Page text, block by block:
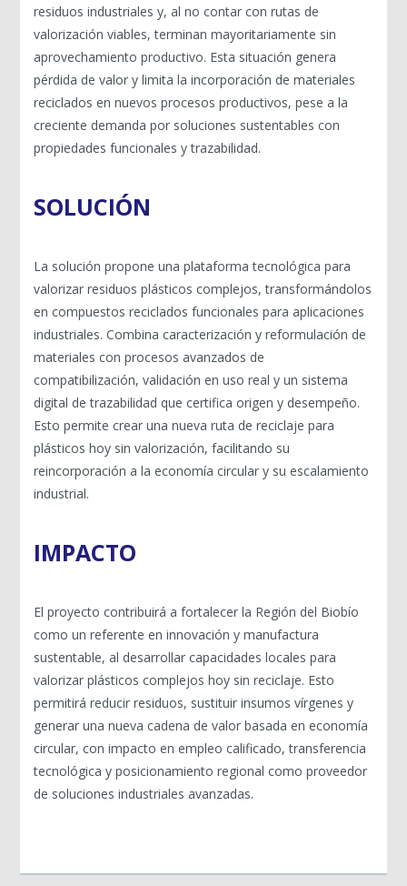
residuos industriales y, al no contar con rutas de
valorización viables, terminan mayoritariamente sin
aprovechamiento productivo. Esta situación genera
pérdida de valor y limita la incorporación de materiales
reciclados en nuevos procesos productivos, pese a la
creciente demanda por soluciones sustentables con
propiedades funcionales y trazabilidad.
SOLUCIÓN
La solución propone una plataforma tecnológica para
valorizar residuos plásticos complejos, transformándolos
en compuestos reciclados funcionales para aplicaciones
industriales. Combina caracterización y reformulación de
materiales con procesos avanzados de
compatibilización, validación en uso real y un sistema
digital de trazabilidad que certifica origen y desempeño.
Esto permite crear una nueva ruta de reciclaje para
plásticos hoy sin valorización, facilitando su
reincorporación a la economía circular y su escalamiento
industrial.
IMPACTO
El proyecto contribuirá a fortalecer la Región del Biobío
como un referente en innovación y manufactura
sustentable, al desarrollar capacidades locales para
valorizar plásticos complejos hoy sin reciclaje. Esto
permitirá reducir residuos, sustituir insumos vírgenes y
generar una nueva cadena de valor basada en economía
circular, con impacto en empleo calificado, transferencia
tecnológica y posicionamiento regional como proveedor
de soluciones industriales avanzadas.